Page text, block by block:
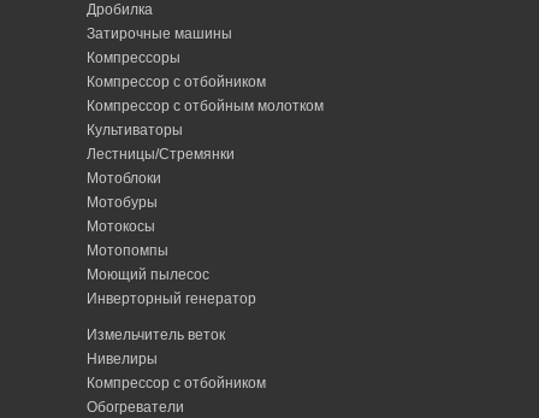
Дробилка
Затирочные машины
Компрессоры
Компрессор с отбойником
Компрессор с отбойным молотком
Культиваторы
Лестницы/Стремянки
Мотоблоки
Мотобуры
Мотокосы
Мотопомпы
Моющий пылесос
Инверторный генератор
Измельчитель веток
Нивелиры
Компрессор с отбойником
Обогреватели